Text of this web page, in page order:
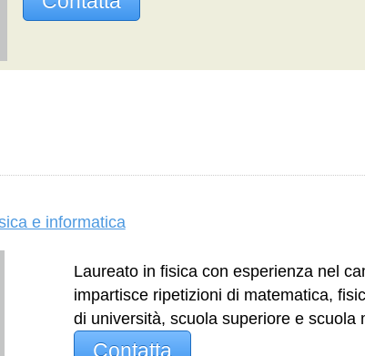
e informatica
Laureato in fisica con esperienza nel
impartisce ripetizioni di matematica,
di università, scuola superiore e scuola
Contatta